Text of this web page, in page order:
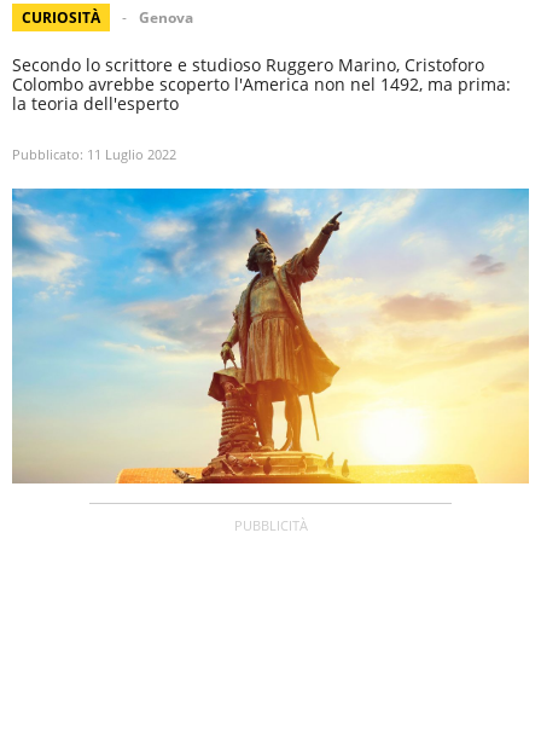
CURIOSITÀ Genova
Secondo lo scrittore e studioso Ruggero Marino, Cristoforo
Colombo avrebbe scoperto l'America non nel 1492, ma prima:
la teoria dell'esperto
Pubblicato: 11 Luglio 2022